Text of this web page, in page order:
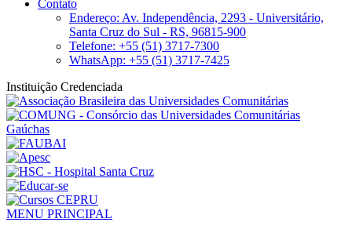
Contato
Endereço: Av. Independência, 2293 - Universitário,
Santa Cruz do Sul - RS, 96815-900
Telefone: +55 (51) 3717-7300
WhatsApp: +55 (51) 3717-7425
Instituição Credenciada
MENU PRINCIPAL